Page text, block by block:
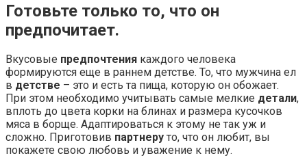
Готовьте только то, что он
предпочитает.
Вкусовые предпочтения каждого человека
формируются еще в раннем детстве. То, что мужчина ел
в детстве – это и есть та пища, которую он обожает.
При этом необходимо учитывать самые мелкие детали,
вплоть до цвета корки на блинах и размера кусочков
мяса в борще. Адаптироваться к этому не так уж и
сложно. Приготовив партнеру то, что он любит, вы
покажете свою любовь и уважение к нему.